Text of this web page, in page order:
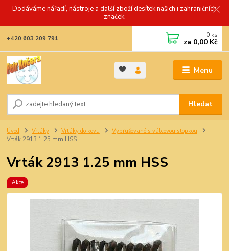
Dodáváme nářadí, nástroje a další zboží desítek našich i zahraničních
značek.
Menu
Hledat
+420 603 209 791 0 ks
za 0,00 Kč
Úvod Vrtáky Vrtáky do kovu
Vybrušované s válcovou stopkou
Vrták 2913 1.25 mm HSS
Vrták 2913 1.25 mm HSS
Akce